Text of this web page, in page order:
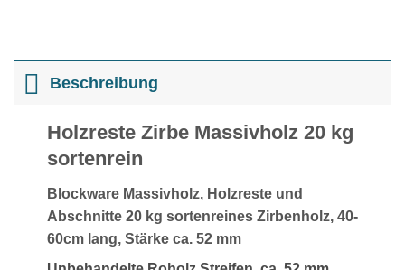
Beschreibung
Holzreste Zirbe Massivholz 20 kg
sortenrein
Blockware Massivholz, Holzreste und
Abschnitte 20 kg sortenreines Zirbenholz, 40-
60cm lang, Stärke ca. 52 mm